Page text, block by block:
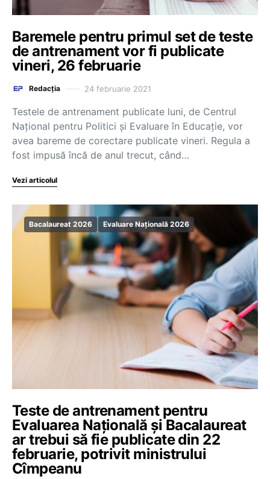
Baremele pentru primul set de teste
de antrenament vor fi publicate
vineri, 26 februarie
Redacția 24 februarie 2021
Testele de antrenament publicate luni, de Centrul
Național pentru Politici și Evaluare în Educație, vor
avea bareme de corectare publicate vineri. Regula a
fost impusă încă de anul trecut, când…
Vezi articolul
Bacalaureat 2026 Evaluare Națională 2026
Teste de antrenament pentru
Evaluarea Națională și Bacalaureat
ar trebui să fie publicate din 22
februarie, potrivit ministrului
Cîmpeanu